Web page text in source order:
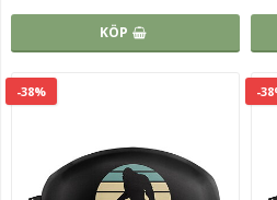
KÖP
-38% -